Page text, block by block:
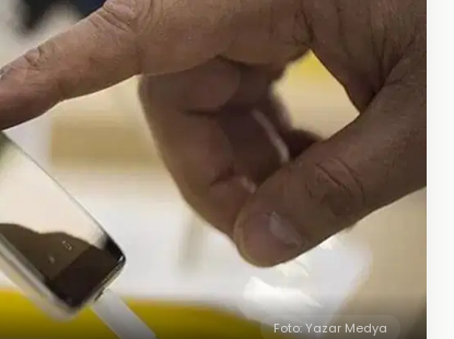
Foto: Yazar Medya